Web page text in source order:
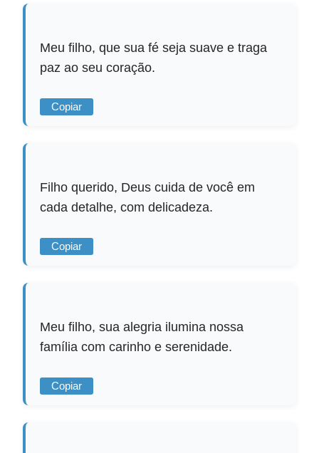
Meu filho, que sua fé seja suave e traga
paz ao seu coração.
Copiar
Filho querido, Deus cuida de você em
cada detalhe, com delicadeza.
Copiar
Meu filho, sua alegria ilumina nossa
família com carinho e serenidade.
Copiar